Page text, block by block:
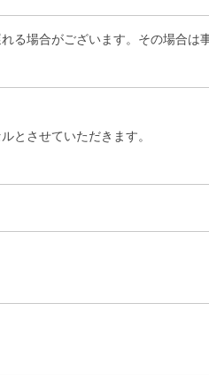
る場合がございます。その場合は
とさせていただきます。